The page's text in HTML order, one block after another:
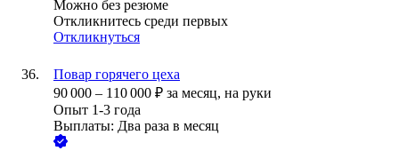
Можно без резюме
Откликнитесь среди первых
Откликнуться
Повар горячего цеха
90 000 – 110 000 ₽ за месяц, на руки
Опыт 1-3 года
Выплаты: Два раза в месяц